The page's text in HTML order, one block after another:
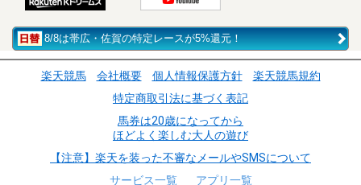
8/8は帯広・佐賀の特定レースが5%還元！
楽天競馬 会社概要 個人情報保護方針
楽天競馬規約
特定商取引法に基づく表記
馬券は20歳になってから
ほどよく楽しむ大人の遊び
【注意】楽天を装った不審なメールやSMSについて
サービス一覧
アプリ一覧